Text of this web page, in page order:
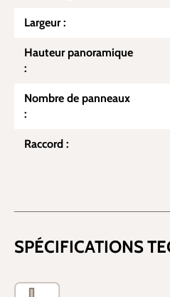
Largeur :
Hauteur panoramique
:
Nombre de panneaux
:
Raccord :
SPÉCIFICATIONS